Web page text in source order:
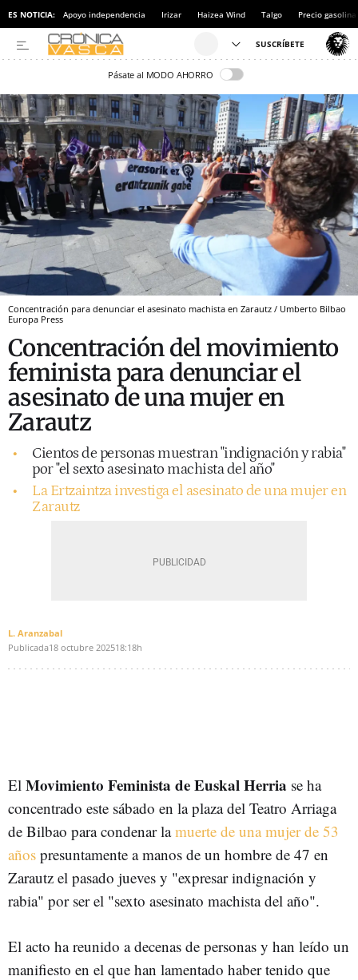
ES NOTICIA: Apoyo independencia Irizar Haizea Wind Talgo Precio gasolina
Pásate al MODO AHORRO
Concentración para denunciar el asesinato machista en Zarautz / Umberto Bilbao
Europa Press
Concentración del movimiento
feminista para denunciar el
asesinato de una mujer en
Zarautz
Cientos de personas muestran "indignación y rabia"
por "el sexto asesinato machista del año"
La Ertzaintza investiga el asesinato de una mujer en
Zarautz
L. Aranzabal
Publicada18 octubre 202518:18h
El Movimiento Feminista de Euskal Herria se ha
concentrado este sábado en la plaza del Teatro Arriaga
de Bilbao para condenar lamuerte de una mujer de 53
años presuntamente a manos de un hombre de 47 en
Zarautz el pasado jueves y "expresar indignación y
rabia" por ser el "sexto asesinato machista del año".
El acto ha reunido a decenas de personas y han leído un
manifiesto en el que han lamentado haber tenido que